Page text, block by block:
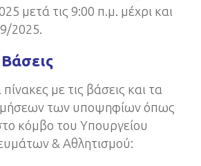
μετά τις 9:00 π.μ. μέχρι και
2025.
με τις βάσεις και τα
των υποψηφίων όπως
κόμβο του Υπουργείου
& Αθλητισμού: